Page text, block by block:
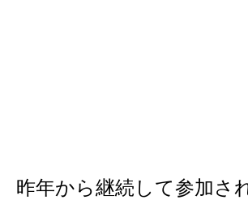
昨年から継続して参加さ